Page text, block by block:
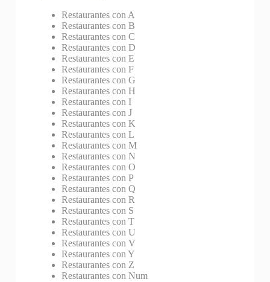
Restaurantes con A
Restaurantes con B
Restaurantes con C
Restaurantes con D
Restaurantes con E
Restaurantes con F
Restaurantes con G
Restaurantes con H
Restaurantes con I
Restaurantes con J
Restaurantes con K
Restaurantes con L
Restaurantes con M
Restaurantes con N
Restaurantes con O
Restaurantes con P
Restaurantes con Q
Restaurantes con R
Restaurantes con S
Restaurantes con T
Restaurantes con U
Restaurantes con V
Restaurantes con Y
Restaurantes con Z
Restaurantes con Num